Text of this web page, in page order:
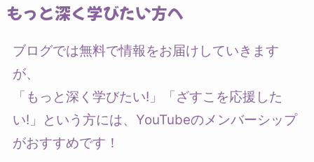
もっと深く学びたい方へ
ブログでは無料で情報をお届けしていきます
が、
「もっと深く学びたい!」「ざすこを応援した
い!」という方には、YouTubeのメンバーシップ
がおすすめです！